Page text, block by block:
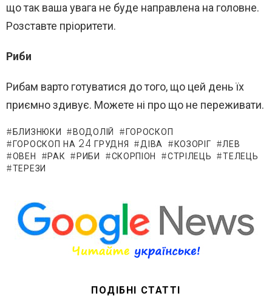
що так ваша увага не буде направлена на головне.
Розставте пріоритети.
Риби
Рибам варто готуватися до того, що цей день їх
приємно здивує. Можете ні про що не переживати.
БЛИЗНЮКИ ВОДОЛІЙ
ГОРОСКОП
ГОРОСКОП НА 24 ГРУДНЯ
ДІВА КОЗОРІГ
ЛЕВ
ОВЕН
РАК РИБИ СКОРПІОН СТРІЛЕЦЬ
ТЕЛЕЦЬ
ТЕРЕЗИ
ПОДІБНІ СТАТТІ